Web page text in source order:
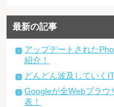
最新の記事
アップデートされた
紹介！
どんどん波及していく
Googleが全Webブラウ
表！